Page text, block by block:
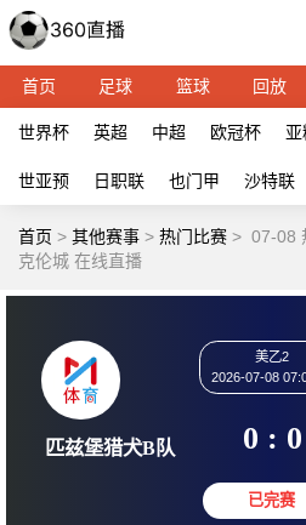
首页 足球 篮球 回放
世界杯 英超 中超 欧冠杯
世亚预 日职联 也门甲 沙特联
首页 > 其他赛事 > 热门比赛 > 07-08
克伦城 在线直播